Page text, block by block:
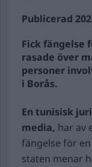
Publicerad
Fick fängelse
rasade över
personer
i Borås.
En tunisisk
media, har av
fängelse för
staten menar